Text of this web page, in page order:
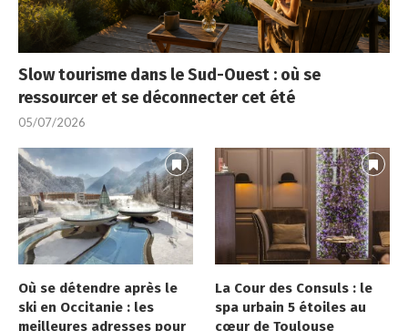
Slow tourisme dans le Sud-Ouest : où se
ressourcer et se déconnecter cet été
05/07/2026
Où se détendre après le
ski en Occitanie : les
meilleures adresses pour
La Cour des Consuls : le
spa urbain 5 étoiles au
cœur de Toulouse